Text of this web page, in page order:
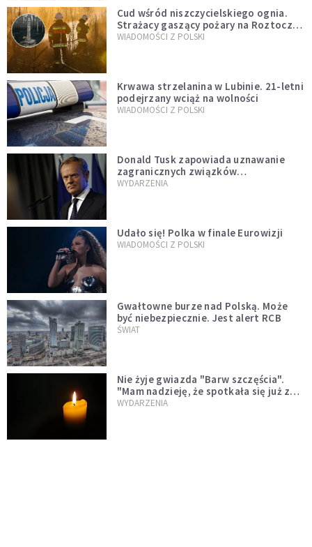
Cud wśród niszczycielskiego ognia.
Strażacy gaszący pożary na Roztoczu
opublikowali niezwykłe zdjęcie
WIADOMOŚCI Z POLSKI
Krwawa strzelanina w Lubinie. 21-letni
podejrzany wciąż na wolności
WIADOMOŚCI Z POLSKI
Donald Tusk zapowiada uznawanie
zagranicznych związków
jednopłciowych. "Państwo oblało ten
WYDARZENIA
Udało się! Polka w finale Eurowizji
WIADOMOŚCI Z POLSKI
Gwałtowne burze nad Polską. Może
być niebezpiecznie. Jest alert RCB
ŚWIAT
Nie żyje gwiazda "Barw szczęścia".
"Mam nadzieję, że spotkała się już z
Bogiem, którego tak bardzo kochała"
WYDARZENIA